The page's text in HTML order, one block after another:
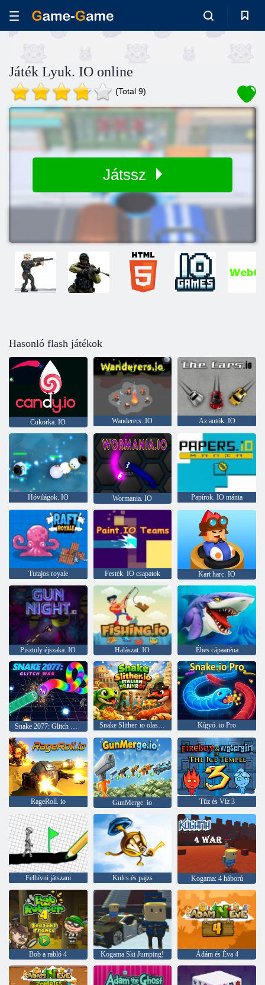
Játék Lyuk. IO online
(Total 9)
Játssz
Hasonló flash játékok
Cukorka. IO Wanderers. IO Az autók. IO
Hóvilágok. IO Wormania. IO Papírok. IO mánia
Tutajos royale Festék. IO csapatok Kart harc. IO
Pisztoly éjszaka. IO Halászat. IO Éhes cápaaréna
Snake Slither. io olasz Brainrot Kígyó. io Pro
RageRoll. io GunMerge. io Tűz és Víz 3
Felhívni játszani Kulcs és pajzs Kogama: 4 háború
Bob a rabló 4 Kogama Ski Jumping! Ádám és Éva 4